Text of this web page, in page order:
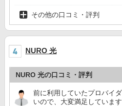
その他の口コミ・評判
NURO 光
NURO 光の口コミ・評判
前に利用していたプロバイ
いので、大変満足していま